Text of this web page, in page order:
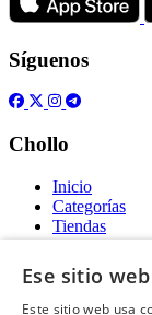
Síguenos
Chollo
Inicio
Categorías
Tiendas
Gratis
Acerca de
Ese sitio
Este sitio web usa